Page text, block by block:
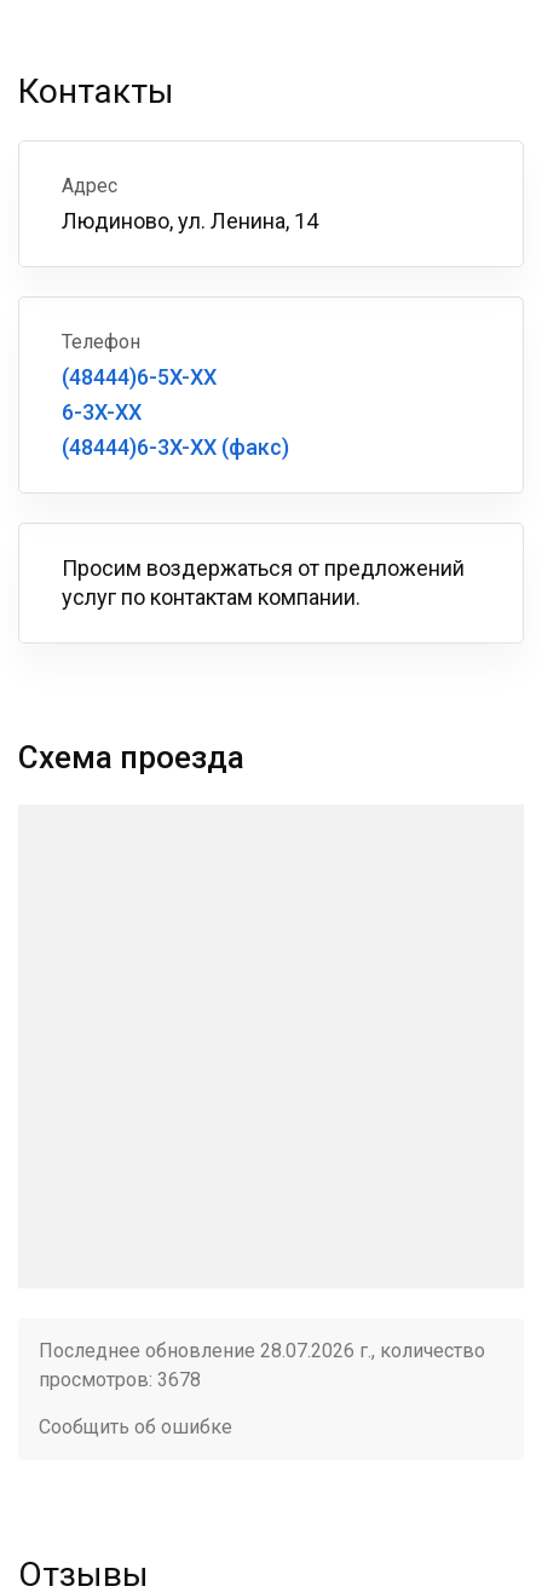
Контакты
Адрес
Людиново, ул. Ленина, 14
Телефон
(48444)6-5X-XX
6-3X-XX
(48444)6-3X-XX (факс)
Просим воздержаться от предложений
услуг по контактам компании.
Схема проезда
Последнее обновление 28.07.2026 г., количество
просмотров: 3678
Сообщить об ошибке
Отзывы